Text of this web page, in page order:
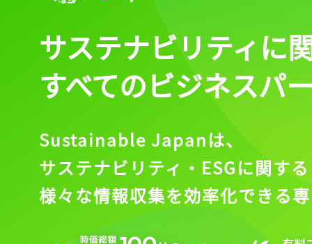
サステナビリティに
すべてのビジネスパ
Sustainable Japanは、
サステナビリティ・ESGに関する
様々な情報収集を効率化できる